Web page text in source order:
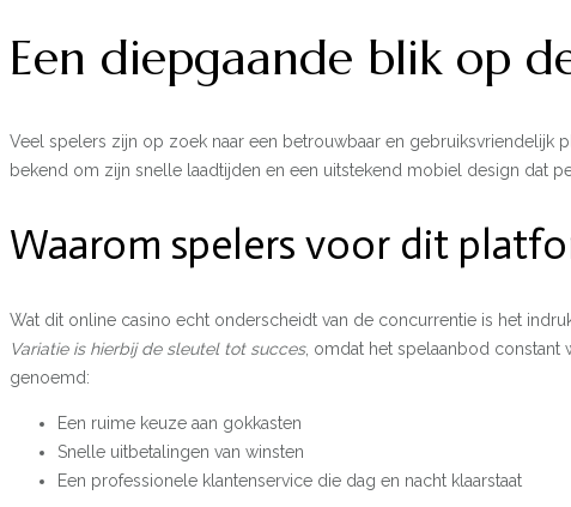
Een diepgaande blik op
Veel spelers zijn op zoek naar een betrouwbaar en gebruiksvriendelijk
bekend om zijn snelle laadtijden en een uitstekend mobiel design dat
Waarom spelers voor dit
Wat dit online casino echt onderscheidt van de concurrentie is het
Variatie is hierbij de sleutel tot succes, omdat het spelaanbod constant
genoemd:
Een ruime keuze aan gokkasten
Snelle uitbetalingen van winsten
Een professionele klantenservice die dag en nacht klaarstaat